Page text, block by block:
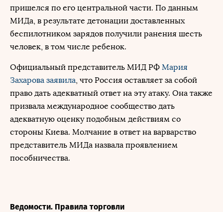
пришелся по его центральной части. По данным
МИДа, в результате детонации доставленных
беспилотником зарядов получили ранения шесть
человек, в том числе ребенок.
Официальный представитель МИД РФ Мария
Захарова заявила, что Россия оставляет за собой
право дать адекватный ответ на эту атаку. Она также
призвала международное сообщество дать
адекватную оценку подобным действиям со
стороны Киева. Молчание в ответ на варварство
представитель МИДа назвала проявлением
пособничества.
Ведомости. Правила торговли